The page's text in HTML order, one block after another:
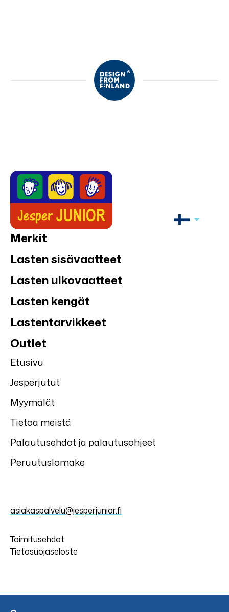
Merkit
Lasten sisävaatteet
Lasten ulkovaatteet
Lasten kengät
Lastentarvikkeet
Outlet
Etusivu
Jesperjutut
Myymälät
Tietoa meistä
Palautusehdot ja palautusohjeet
Peruutuslomake
asiakaspalvelu@jesperjunior.fi
Toimitusehdot
Tietosuojaseloste